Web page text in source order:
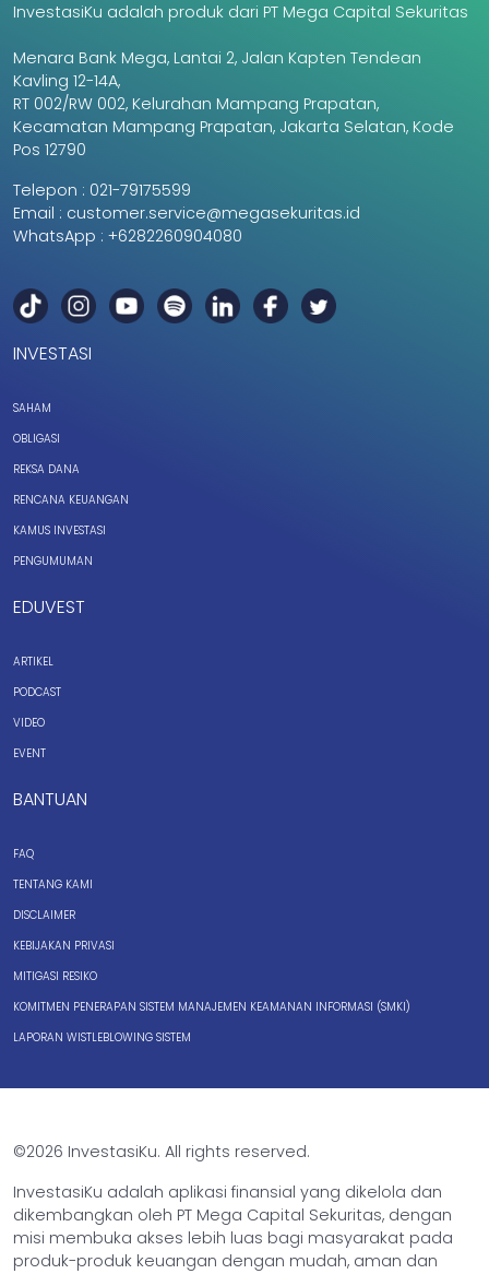
InvestasiKu adalah produk dari PT Mega Capital Sekuritas
Menara Bank Mega, Lantai 2, Jalan Kapten Tendean
Kavling 12-14A,
RT 002/RW 002, Kelurahan Mampang Prapatan,
Kecamatan Mampang Prapatan, Jakarta Selatan, Kode
Pos 12790
Telepon : 021-79175599
Email : customer.service@megasekuritas.id
WhatsApp : +6282260904080
INVESTASI
SAHAM
OBLIGASI
REKSA DANA
RENCANA KEUANGAN
KAMUS INVESTASI
PENGUMUMAN
EDUVEST
ARTIKEL
PODCAST
VIDEO
EVENT
BANTUAN
FAQ
TENTANG KAMI
DISCLAIMER
KEBIJAKAN PRIVASI
MITIGASI RESIKO
KOMITMEN PENERAPAN SISTEM MANAJEMEN KEAMANAN INFORMASI (SMKI)
LAPORAN WISTLEBLOWING SISTEM
©2026 InvestasiKu. All rights reserved.
InvestasiKu adalah aplikasi finansial yang dikelola dan
dikembangkan oleh PT Mega Capital Sekuritas, dengan
misi membuka akses lebih luas bagi masyarakat pada
produk-produk keuangan dengan mudah, aman dan